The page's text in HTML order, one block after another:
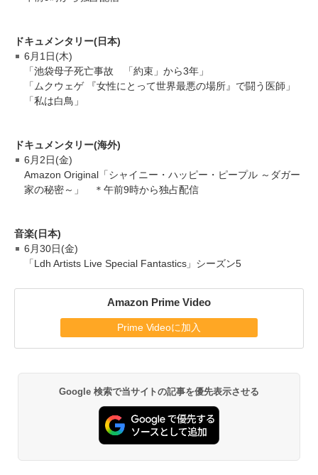
ドキュメンタリー(日本)
6月1日(木)
「池袋母子死亡事故 「約束」から3年」
「ムクウェゲ 『女性にとって世界最悪の場所』で闘う医師」
「私は白鳥」
ドキュメンタリー(海外)
6月2日(金)
Amazon Original「シャイニー・ハッピー・ピープル ～ダガー
家の秘密～」 ＊午前9時から独占配信
音楽(日本)
6月30日(金)
「Ldh Artists Live Special Fantastics」シーズン5
Amazon Prime Video
Prime Videoに加入
Google 検索で当サイトの記事を優先表示させる